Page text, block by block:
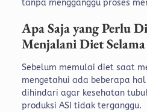
tanpa mengganggu proses
Apa Saja yang Perlu
Menjalani Diet
Sebelum memulai diet saat
mengetahui ada beberapa hal
dihindari agar kesehatan
produksi ASI tidak terganggu.